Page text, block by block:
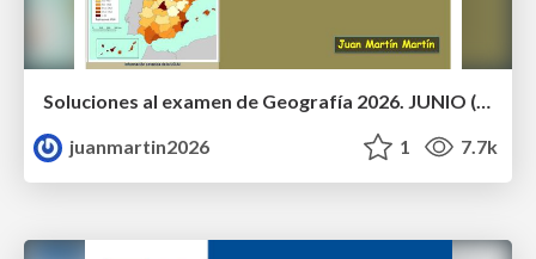
Soluciones al examen de Geografía 2026. JUNIO (Convocatoria Ordinaria)
juanmartin2026
1 7.7k